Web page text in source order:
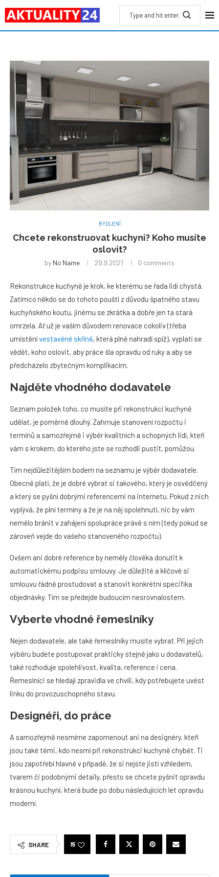
BYDLENÍ
Chcete rekonstruovat kuchyni? Koho musíte
oslovit?
by No Name 29.9.2021 0 comments
Rekonstrukce kuchyně je krok, ke kterému se řada lidí chystá.
Zatímco někdo se do tohoto pouští z důvodu špatného stavu
kuchyňského koutu, jinému se zkrátka a dobře jen ta stará
omrzela. Ať už je vaším důvodem renovace cokoliv (třeba
umístěnívestavěné skříně, která plně nahradí spíž), vyplatí se
vědět, koho oslovit, aby práce šla opravdu od ruky a aby se
předcházelo zbytečným komplikacím.
Najděte vhodného dodavatele
Seznam položek toho, co musíte při rekonstrukci kuchyně
udělat, je poměrně dlouhý. Zahrnuje stanovení rozpočtu i
termínů a samozřejmě i výběr kvalitních a schopných lidí, kteří
vám s krokem, do kterého jste se rozhodli pustit, pomůžou.
Tím nejdůležitějším bodem na seznamu je výběr dodavatele.
Obecně platí, že je dobré vybrat si takového, který je osvědčený
a který se pyšní dobrými referencemi na internetu. Pokud z nich
vyplývá, že plní termíny a že je na něj spolehnutí, nic by vám
nemělo bránit v zahájení spolupráce právě s ním (tedy pokud se
zároveň vejde do vašeho stanoveného rozpočtu).
Ovšem ani dobré reference by neměly člověka donutit k
automatickému podpisu smlouvy. Je důležité a klíčové si
smlouvu řádně prostudovat a stanovit konkrétní specifika
objednávky. Tím se předejde budoucím nesrovnalostem.
Vyberte vhodné řemeslníky
Nejen dodavatele, ale také řemeslníky musíte vybrat. Při jejich
výběru budete postupovat prakticky stejně jako u dodavatelů,
také rozhoduje spolehlivost, kvalita, reference i cena.
Řemeslníci se hledají zpravidla ve chvíli, kdy potřebujete uvést
linku do provozuschopného stavu.
Designéři, do práce
A samozřejmě nesmíme zapomenout ani na designéry, kteří
jsou také těmi, kdo nesmí při rekonstrukci kuchyně chybět. Ti
jsou zapotřebí hlavně v případě, že si nejste jistí vzhledem,
tvarem či podobnými detaily, přesto se chcete pyšnit opravdu
krásnou kuchyní, která bude po dobu následujících let opravdu
moderní.
SHARE 15